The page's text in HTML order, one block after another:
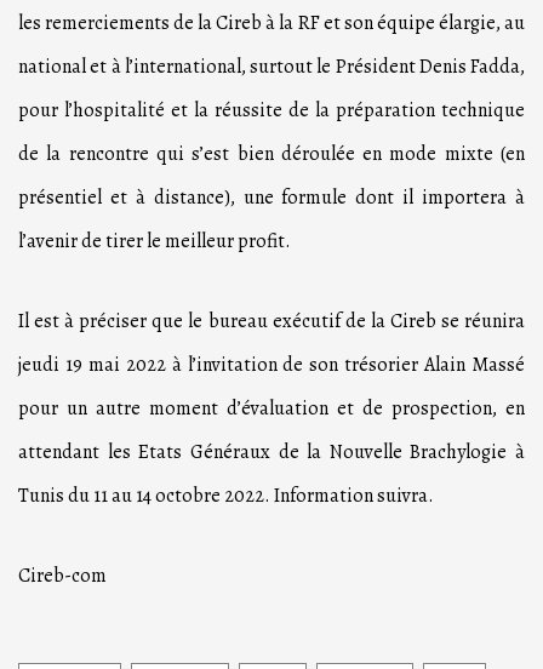
les remerciements de la Cireb à la RF et son équipe élargie, au
national et à l’international, surtout le Président Denis Fadda,
pour l’hospitalité et la réussite de la préparation technique
de la rencontre qui s’est bien déroulée en mode mixte (en
présentiel et à distance), une formule dont il importera à
l’avenir de tirer le meilleur profit.
Il est à préciser que le bureau exécutif de la Cireb se réunira
jeudi 19 mai 2022 à l’invitation de son trésorier Alain Massé
pour un autre moment d’évaluation et de prospection, en
attendant les Etats Généraux de la Nouvelle Brachylogie à
Tunis du 11 au 14 octobre 2022. Information suivra.
Cireb-com